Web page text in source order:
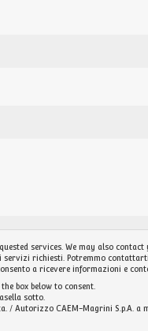
services. We may also
richiesti. Potremmo
a ricevere informazioni e
box below to consent.
sotto.
/ Autorizzo CAEM-Magrini S.p.A.